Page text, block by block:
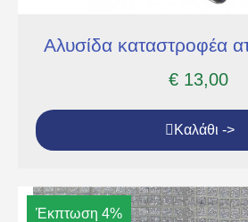
Αλυσίδα καταστροφέα
€13,00
Καλάθι ->
Έκπτωση 4%